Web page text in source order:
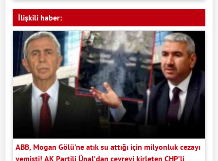
İlişkili haber:
ABB, Mogan Gölü’ne atık su attığı için milyonluk cezayı
yemişti! AK Partili Ünal’dan çevreyi kirleten CHP’li